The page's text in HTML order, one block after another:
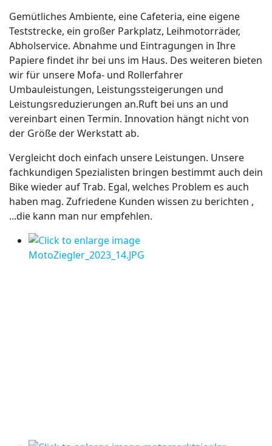
Gemütliches Ambiente, eine Cafeteria, eine eigene
Teststrecke, ein großer Parkplatz, Leihmotorräder,
Abholservice. Abnahme und Eintragungen in Ihre
Papiere findet ihr bei uns im Haus. Des weiteren bieten
wir für unsere Mofa- und Rollerfahrer
Umbauleistungen, Leistungssteigerungen und
Leistungsreduzierungen an.Ruft bei uns an und
vereinbart einen Termin. Innovation hängt nicht von
der Größe der Werkstatt ab.
Vergleicht doch einfach unsere Leistungen. Unsere
fachkundigen Spezialisten bringen bestimmt auch dein
Bike wieder auf Trab. Egal, welches Problem es auch
haben mag. Zufriedene Kunden wissen zu berichten ,
...die kann man nur empfehlen.